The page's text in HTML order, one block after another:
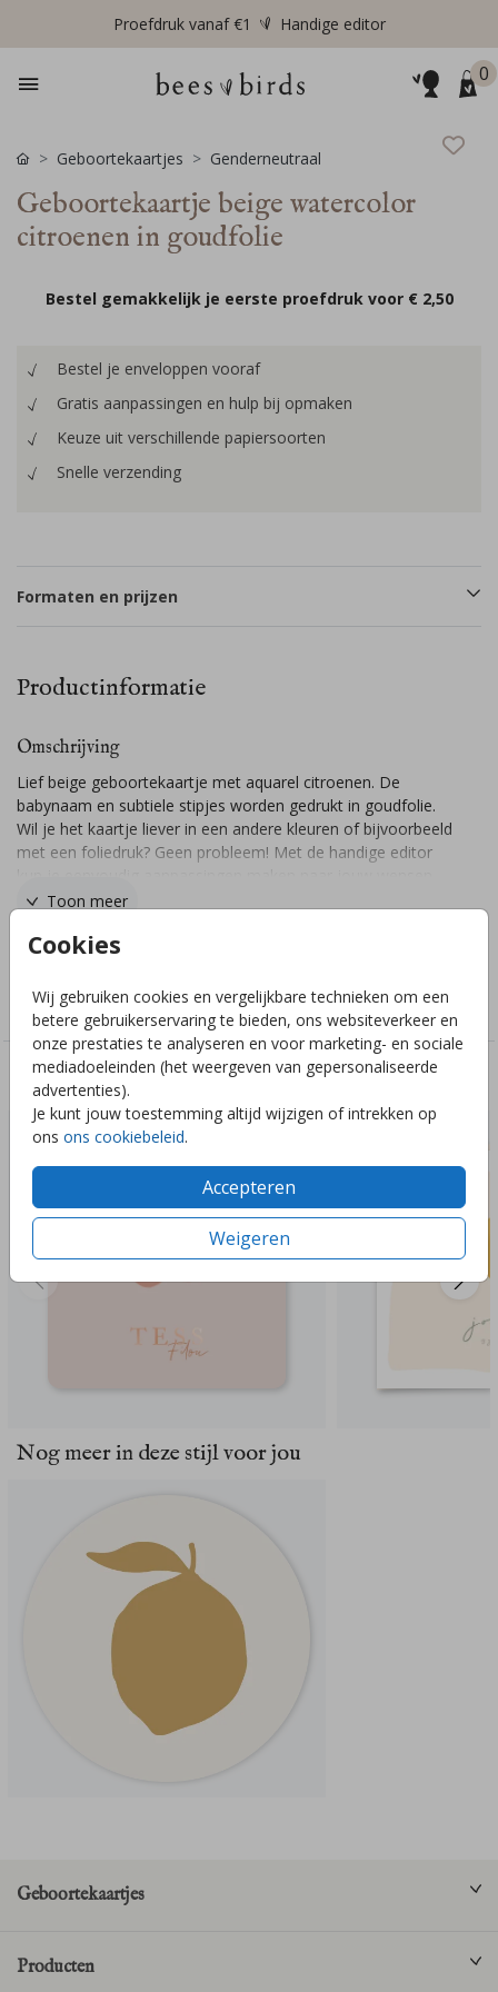
Proefdruk vanaf €1 Handige editor
0
Cookies
Wij gebruiken cookies en vergelijkbare technieken om een
betere gebruikerservaring te bieden, ons websiteverkeer en
onze prestaties te analyseren en voor marketing- en sociale
mediadoeleinden (het weergeven van gepersonaliseerde
advertenties).
Je kunt jouw toestemming altijd wijzigen of intrekken op
ons ons cookiebeleid.
Accepteren
Weigeren
Geboortekaartjes Genderneutraal
Geboortekaartje beige watercolor
citroenen in goudfolie
Bestel gemakkelijk je eerste proefdruk voor € 2,50
Bestel je enveloppen vooraf
Gratis aanpassingen en hulp bij opmaken
Keuze uit verschillende papiersoorten
Snelle verzending
Formaten en prijzen
Productinformatie
Omschrijving
Lief beige geboortekaartje met aquarel citroenen. De
babynaam en subtiele stipjes worden gedrukt in goudfolie.
Wil je het kaartje liever in een andere kleuren of bijvoorbeeld
met een foliedruk? Geen probleem! Met de handige editor
Heb je vragen of wil je de kaart in een ander formaat? Stuur
Toon meer
Genderneutraal
Deze ontwerpen vind je misschien ook leuk
Nog meer in deze stijl voor jou
Geboortekaartjes
Producten